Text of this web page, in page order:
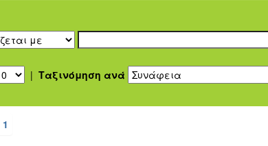
| Ταξινόμηση ανά
1